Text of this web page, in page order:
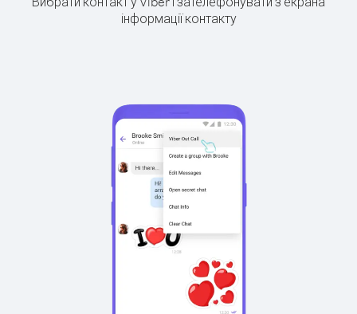
інформації контакту